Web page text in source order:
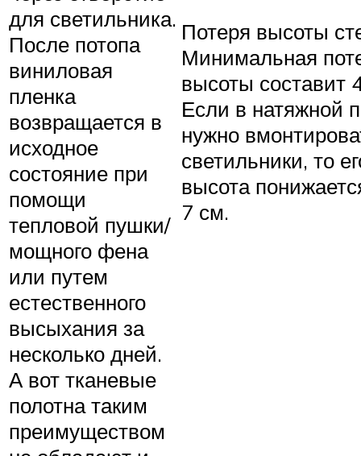
для светильника.
После потопа
виниловая
пленка
возвращается в
исходное
состояние при
помощи
тепловой пушки/
мощного фена
или путем
естественного
высыхания за
несколько дней.
А вот тканевые
полотна таким
преимуществом
Потеря высоты
Минимальная
высоты составит
Если в натяжной
нужно
светильники, то
высота
7 см.